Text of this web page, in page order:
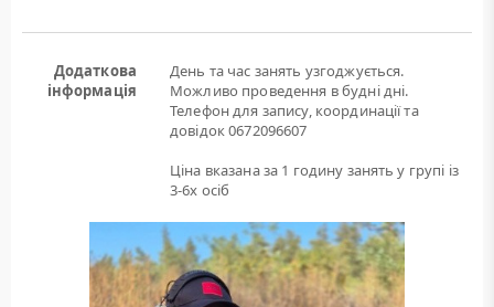
Додаткова
інформація
День та час занять узгоджується.
Можливо проведення в будні дні.
Телефон для запису, координації та
довідок 0672096607
Ціна вказана за 1 годину занять у групі із
3-6х осіб